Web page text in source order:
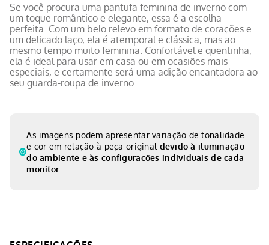
Se você procura uma pantufa feminina de inverno com
um toque romântico e elegante, essa é a escolha
perfeita. Com um belo relevo em formato de corações e
um delicado laço, ela é atemporal e clássica, mas ao
mesmo tempo muito feminina. Confortável e quentinha,
ela é ideal para usar em casa ou em ocasiões mais
especiais, e certamente será uma adição encantadora ao
seu guarda-roupa de inverno.
As imagens podem apresentar variação de tonalidade
e cor em relação à peça original devido à iluminação
do ambiente e às configurações individuais de cada
monitor.